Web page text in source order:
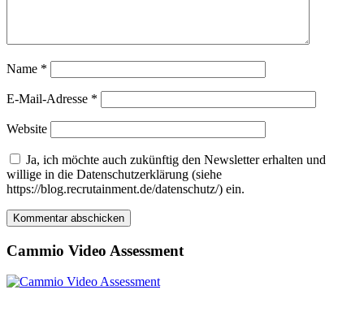
Name *
E-Mail-Adresse *
Website
Ja, ich möchte auch zukünftig den Newsletter erhalten und
willige in die Datenschutzerklärung (siehe
https://blog.recrutainment.de/datenschutz/) ein.
Cammio Video Assessment